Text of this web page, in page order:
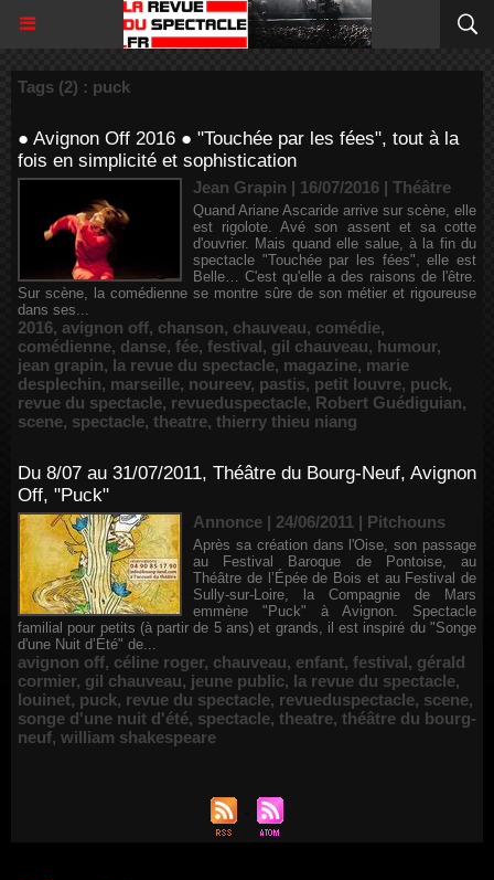
Tags (2) : puck
● Avignon Off 2016 ● "Touchée par les fées", tout à la
fois en simplicité et sophistication
Jean Grapin | 16/07/2016 | Théâtre
Quand Ariane Ascaride arrive sur scène, elle
est rigolote. Avé son assent et sa cotte
d'ouvrier. Mais quand elle salue, à la fin du
spectacle "Touchée par les fées", elle est
Belle… C'est qu'elle a des raisons de l'être.
Sur scène, la comédienne se montre sûre de son métier et rigoureuse
dans ses...
2016, avignon off, chanson, chauveau, comédie,
comédienne, danse, fée, festival, gil chauveau, humour,
jean grapin, la revue du spectacle, magazine, marie
desplechin, marseille, noureev, pastis, petit louvre, puck,
revue du spectacle, revueduspectacle, Robert Guédiguian,
scene, spectacle, theatre, thierry thieu niang
Du 8/07 au 31/07/2011, Théâtre du Bourg-Neuf, Avignon
Off, "Puck"
Annonce | 24/06/2011 | Pitchouns
Après sa création dans l'Oise, son passage
au Festival Baroque de Pontoise, au
Théâtre de l’Épée de Bois et au Festival de
Sully-sur-Loire, la Compagnie de Mars
emmène "Puck" à Avignon. Spectacle
familial pour petits (à partir de 5 ans) et grands, il est inspiré du "Songe
d'une Nuit d’Été" de...
avignon off, céline roger, chauveau, enfant, festival, gérald
cormier, gil chauveau, jeune public, la revue du spectacle,
louinet, puck, revue du spectacle, revueduspectacle, scene,
songe d'une nuit d'été, spectacle, theatre, théâtre du bourg-
neuf, william shakespeare